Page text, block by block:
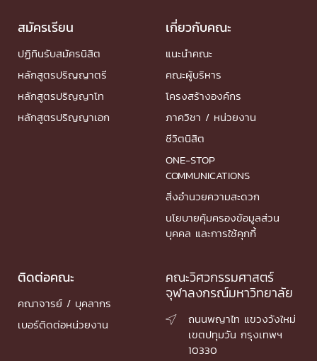
สมัครเรียน
ปฏิทินรับสมัครนิสิต
หลักสูตรปริญญาตรี
หลักสูตรปริญญาโท
หลักสูตรปริญญาเอก
เกี่ยวกับคณะ
แนะนำคณะ
คณะผู้บริหาร
โครงสร้างองค์กร
ภาควิชา / หน่วยงาน
ชีวิตนิสิต
ONE-STOP
COMMUNICATIONS
สิ่งอำนวยความสะดวก
นโยบายคุ้มครองข้อมูลส่วน
บุคคล และการใช้คุกกี้
ติดต่อคณะ
คณาจารย์ / บุคลากร
เบอร์ติดต่อหน่วยงาน
คณะวิศวกรรมศาสตร์
จุฬาลงกรณ์มหาวิทยาลัย

ถนนพญาไท แขวงวังใหม่
เขตปทุมวัน กรุงเทพฯ
10330